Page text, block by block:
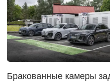
Бракованные камеры